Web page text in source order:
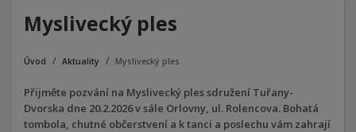
Myslivecký ples
Úvod Aktuality Myslivecký ples
Přijměte pozvání na Myslivecký ples sdružení Tuřany-
Dvorska dne 20.2.2026 v sále Orlovny, ul. Rolencova. Bohatá
tombola, chutné občerstvení a k tanci a poslechu vám zahrají